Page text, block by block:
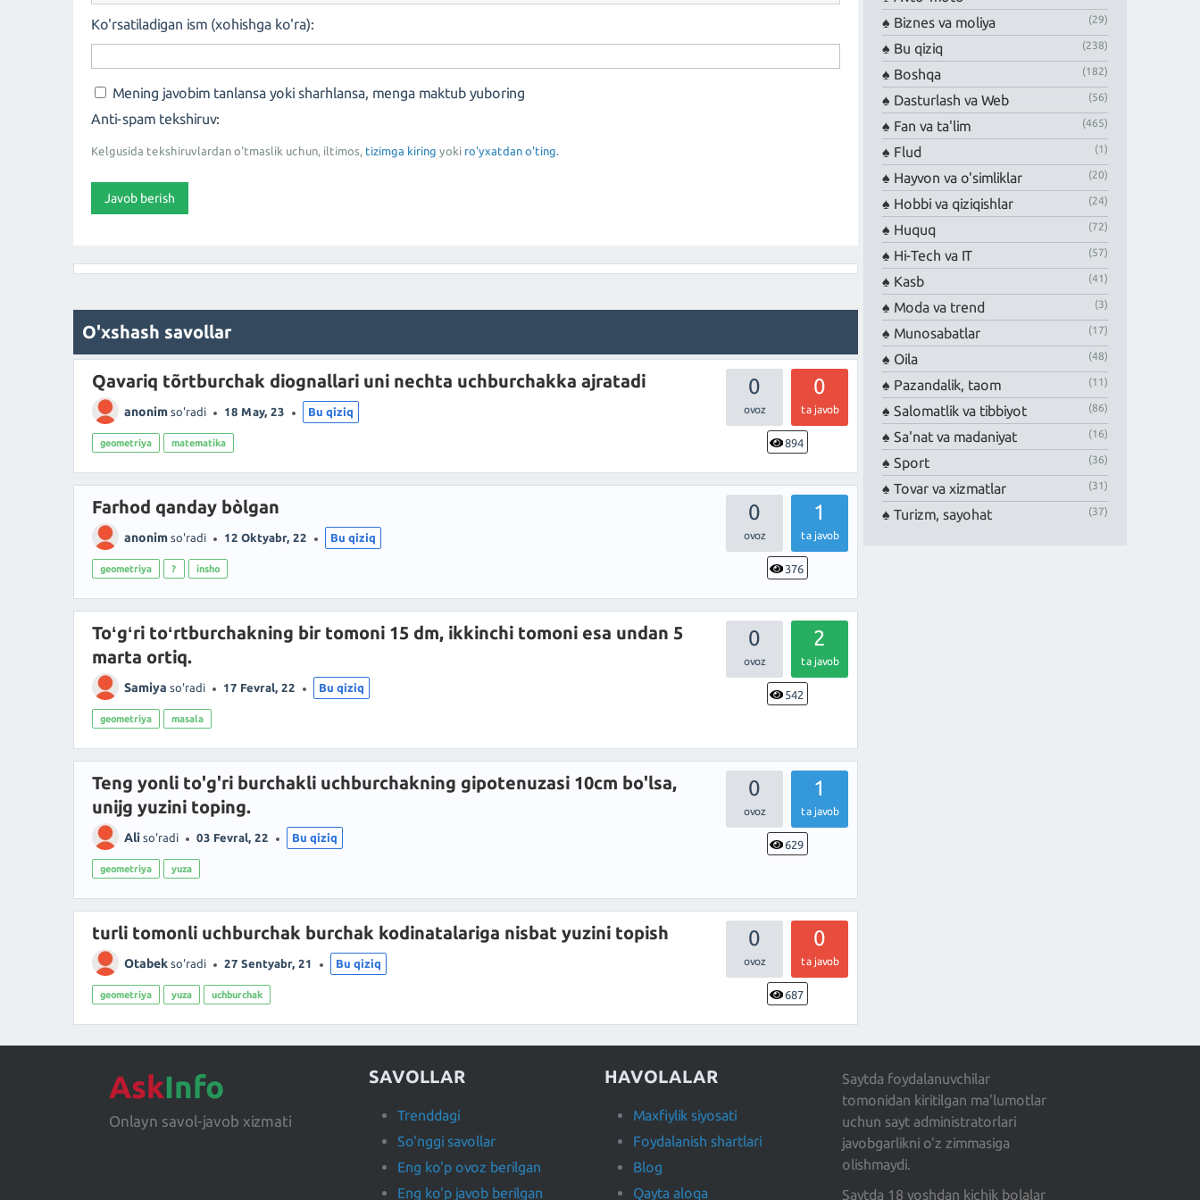
Ko'rsatiladigan ism (xohishga ko'ra):
Mening javobim tanlansa yoki sharhlansa, menga maktub yuboring
Anti-spam tekshiruv:
Kelgusida tekshiruvlardan o'tmaslik uchun, iltimos, tizimga kiring yoki ro'yxatdan o'ting.
O'xshash savollar
0 0
ta javob
894
Qavariq tõrtburchak diognallari uni nechta uchburchakka ajratadi
anonim so'radi 18 May, 23 Bu qiziq
geometriya matematika
0 1
ta javob
376
Farhod qanday bòlgan
anonim so'radi 12 Oktyabr, 22 Bu qiziq
geometriya ? insho
0 2
ta javob
542
Toʻgʻri toʻrtburchakning bir tomoni 15 dm, ikkinchi tomoni esa undan 5
marta ortiq.
Samiya so'radi 17 Fevral, 22 Bu qiziq
geometriya masala
0 1
ta javob
629
Teng yonli to'g'ri burchakli uchburchakning gipotenuzasi 10cm bo'lsa,
unijg yuzini toping.
Ali so'radi 03 Fevral, 22 Bu qiziq
geometriya yuza
0 0
ta javob
687
turli tomonli uchburchak burchak kodinatalariga nisbat yuzini topish
Otabek so'radi 27 Sentyabr, 21 Bu qiziq
geometriya yuza uchburchak
Biznes va moliya (29)
Bu qiziq (238)
Boshqa (182)
Dasturlash va Web (56)
Fan va ta'lim (465)
Flud (1)
Hayvon va o'simliklar (20)
Hobbi va qiziqishlar (24)
Huquq (72)
Hi-Tech va IT (57)
Kasb (41)
Moda va trend (3)
Munosabatlar (17)
Oila (48)
Pazandalik, taom (11)
Salomatlik va tibbiyot (86)
Sa'nat va madaniyat (16)
Sport (36)
Tovar va xizmatlar (31)
Turizm, sayohat (37)
AskInfo
Onlayn savol-javob xizmati
SAVOLLAR
Trenddagi
So'nggi savollar
Eng ko'p ovoz berilgan
Eng ko'p javob berilgan
HAVOLALAR
Maxfiylik siyosati
Foydalanish shartlari
Blog
Qayta aloqa
Saytda foydalanuvchilar
tomonidan kiritilgan ma'lumotlar
uchun sayt administratorlari
javobgarlikni o'z zimmasiga
olishmaydi.
Saytda 18 yoshdan kichik bolalar